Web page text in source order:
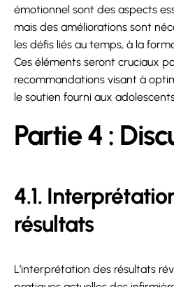
émotionnel sont des aspects
mais des améliorations sont
les défis liés au temps, à la
Ces éléments seront cruciaux
recommandations visant à
le soutien fourni aux
Partie 4 :
4.1.
résultats
L’interprétation des résultats